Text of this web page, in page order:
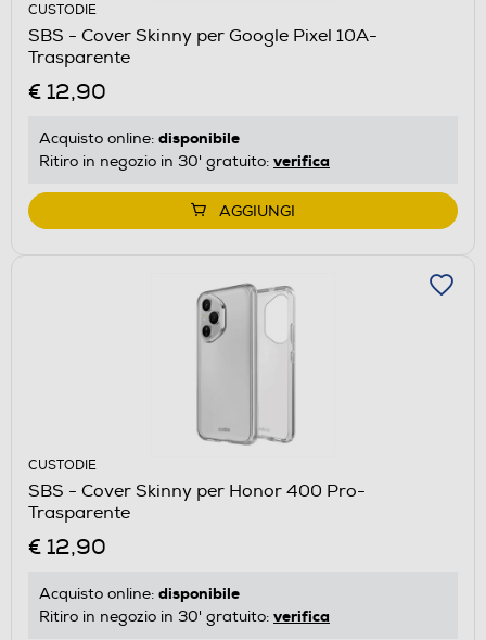
CUSTODIE
SBS - Cover Skinny per Google Pixel 10A-
Trasparente
€ 12,90
Acquisto online: disponibile
Ritiro in negozio in 30' gratuito: verifica
AGGIUNGI
CUSTODIE
SBS - Cover Skinny per Honor 400 Pro-
Trasparente
€ 12,90
Acquisto online: disponibile
Ritiro in negozio in 30' gratuito: verifica